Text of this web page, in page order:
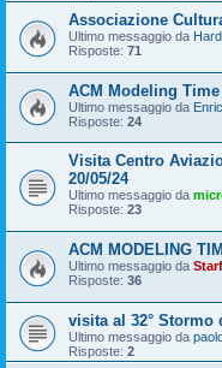
Associazione
Ultimo messaggio da
Risposte: 71
ACM Modeling
Ultimo messaggio da
Risposte: 24
Visita Centro
20/05/24
Ultimo messaggio da
Risposte: 23
ACM MODELING
Ultimo messaggio da
Risposte: 36
visita al 32° Stormo
Ultimo messaggio da
Risposte: 2